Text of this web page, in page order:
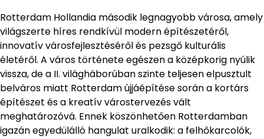
Rotterdam Hollandia második legnagyobb városa, amely
világszerte híres rendkívül modern építészetéről,
innovatív városfejlesztéséről és pezsgő kulturális
életéről. A város története egészen a középkorig nyúlik
vissza, de a II. világháborúban szinte teljesen elpusztult
belváros miatt Rotterdam újjáépítése során a kortárs
építészet és a kreatív várostervezés vált
meghatározóvá. Ennek köszönhetően Rotterdamban
igazán egyedülálló hangulat uralkodik: a felhőkarcolók,